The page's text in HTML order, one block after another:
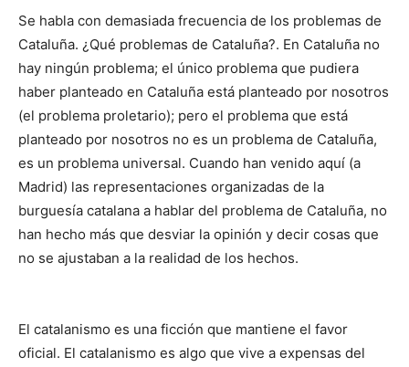
Se habla con demasiada frecuencia de los problemas de
Cataluña. ¿Qué problemas de Cataluña?. En Cataluña no
hay ningún problema; el único problema que pudiera
haber planteado en Cataluña está planteado por nosotros
(el problema proletario); pero el problema que está
planteado por nosotros no es un problema de Cataluña,
es un problema universal. Cuando han venido aquí (a
Madrid) las representaciones organizadas de la
burguesía catalana a hablar del problema de Cataluña, no
han hecho más que desviar la opinión y decir cosas que
no se ajustaban a la realidad de los hechos.
El catalanismo es una ficción que mantiene el favor
oficial. El catalanismo es algo que vive a expensas del